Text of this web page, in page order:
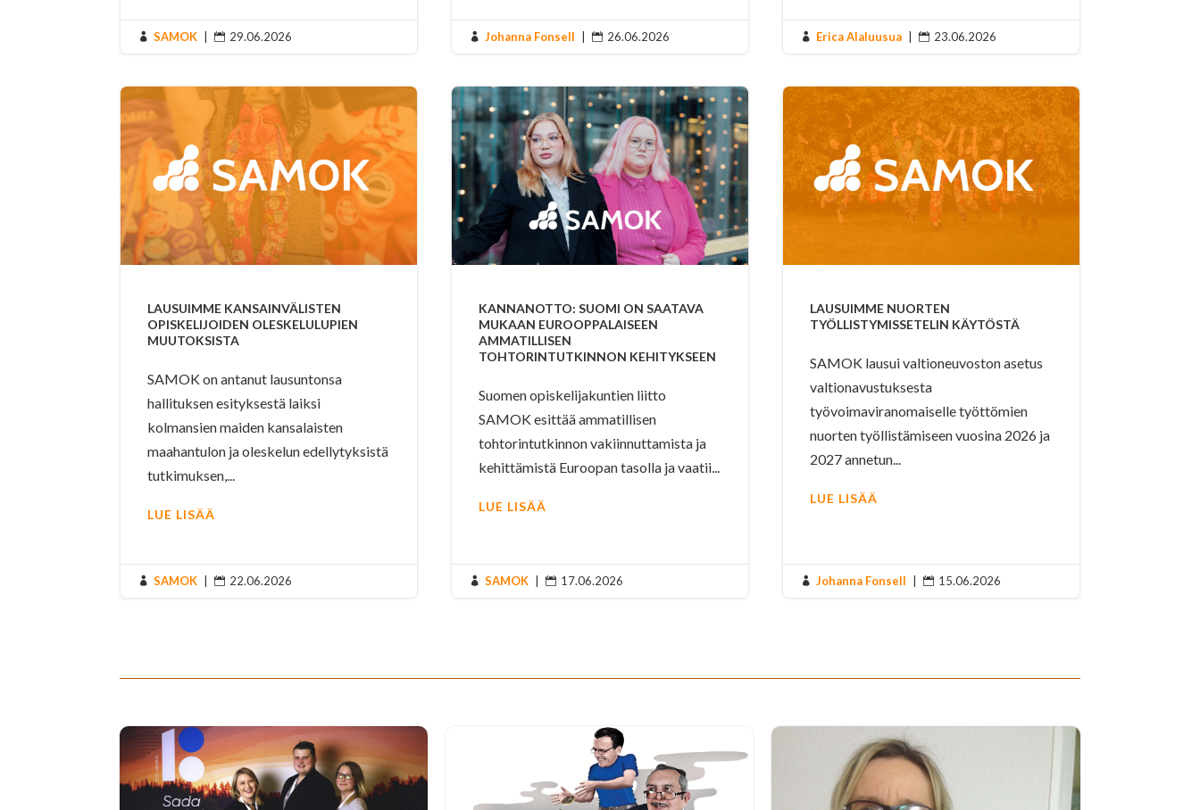
 SAMOK |  29.06.2026  Johanna Fonsell |  26.06.2026  Erica Alaluusua |  23.06.2026
LAUSUIMME KANSAINVÄLISTEN
OPISKELIJOIDEN OLESKELULUPIEN
MUUTOKSISTA
SAMOK on antanut lausuntonsa
hallituksen esityksestä laiksi
kolmansien maiden kansalaisten
maahantulon ja oleskelun edellytyksistä
tutkimuksen,...
LUE LISÄÄ
 SAMOK  22.06.2026
KANNANOTTO: SUOMI ON SAATAVA
MUKAAN EUROOPPALAISEEN
AMMATILLISEN
TOHTORINTUTKINNON KEHITYKSEEN
Suomen opiskelijakuntien liitto
SAMOK esittää ammatillisen
tohtorintutkinnon vakiinnuttamista ja
kehittämistä Euroopan tasolla ja vaatii...
LUE LISÄÄ
 SAMOK  17.06.2026
LAUSUIMME NUORTEN
TYÖLLISTYMISSETELIN KÄYTÖSTÄ
SAMOK lausui valtioneuvoston asetus
valtionavustuksesta
työvoimaviranomaiselle työttömien
nuorten työllistämiseen vuosina 2026 ja
2027 annetun...
LUE LISÄÄ
 Johanna Fonsell  15.06.2026